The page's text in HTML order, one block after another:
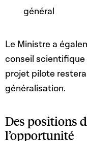
général
Le Ministre a
conseil
projet pilote
généralisation.
Des positions
l’opportunité